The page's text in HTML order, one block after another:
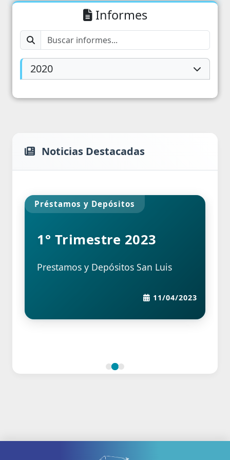
Informes
2020
Noticias Destacadas
Préstamos y Depósitos
1° Trimestre 2023
Prestamos y Depósitos San Luis
11/04/2023